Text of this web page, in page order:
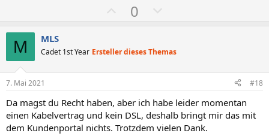
o
i
t
v
e
S
0
e
a
t
v
e
S
M MLS
Cadet 1st Year Ersteller dieses Themas
7. Mai 2021 #18
Da magst du Recht haben, aber ich habe leider momentan
einen Kabelvertrag und kein DSL, deshalb bringt mir das mit
dem Kundenportal nichts. Trotzdem vielen Dank.